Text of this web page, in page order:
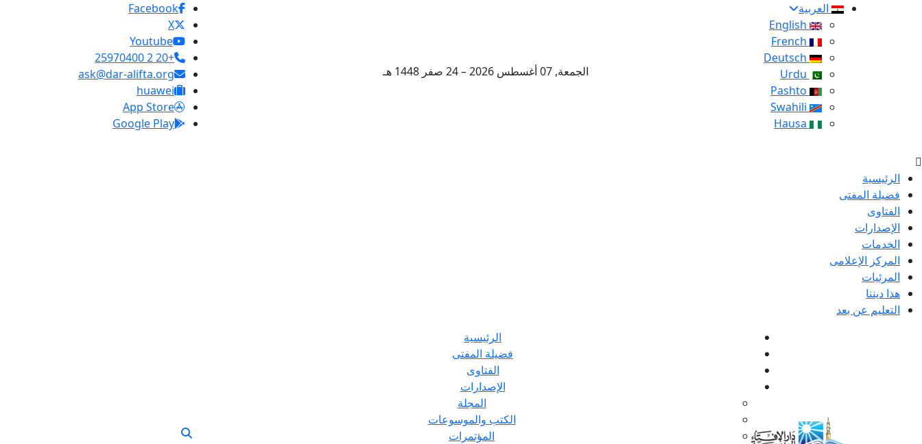
العربية
الجمعة, 07 أغسطس 2026 – 24 صفر 1448 هـ
Facebook
X
Youtube
+20 2 25970400
ask@dar-alifta.org
huawei
App Store
Google Play
الرئيسية
فضيلة المفتى
الفتاوى
الإصدارات
الخدمات
المركز الإعلامى
المرئيات
هذا ديننا
التعليم عن بعد
الرئيسية
فضيلة المفتى
الفتاوى
الإصدارات
المجلة
الكتب والموسوعات
المؤتمرات